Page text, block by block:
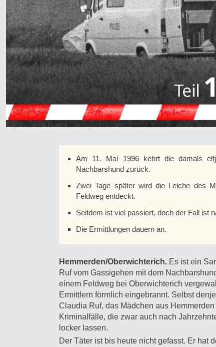
Am 11. Mai 1996 kehrt die damals
Nachbarshund zurück.
Zwei Tage später wird die Leiche des
Feldweg entdeckt.
Seitdem ist viel passiert, doch der Fall ist
Die Ermittlungen dauern an.
Hemmerden/Oberwichterich. Es ist ein
Ruf vom Gassigehen mit dem
einem Feldweg bei Oberwichterich
Ermittlern förmlich eingebrannt. Selbst
Claudia Ruf, das Mädchen aus
Kriminalfälle, die zwar auch nach
locker lassen.
Der Täter ist bis heute nicht gefasst. Er hat